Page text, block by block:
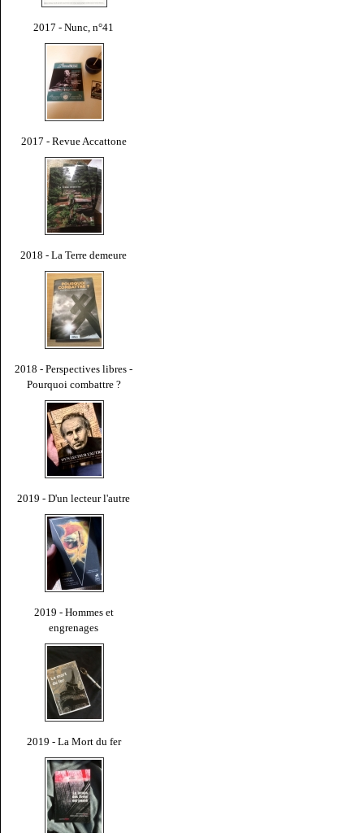
2017 - Nunc, n°41
2017 - Revue Accattone
2018 - La Terre demeure
2018 - Perspectives libres -
Pourquoi combattre ?
2019 - D'un lecteur l'autre
2019 - Hommes et
engrenages
2019 - La Mort du fer